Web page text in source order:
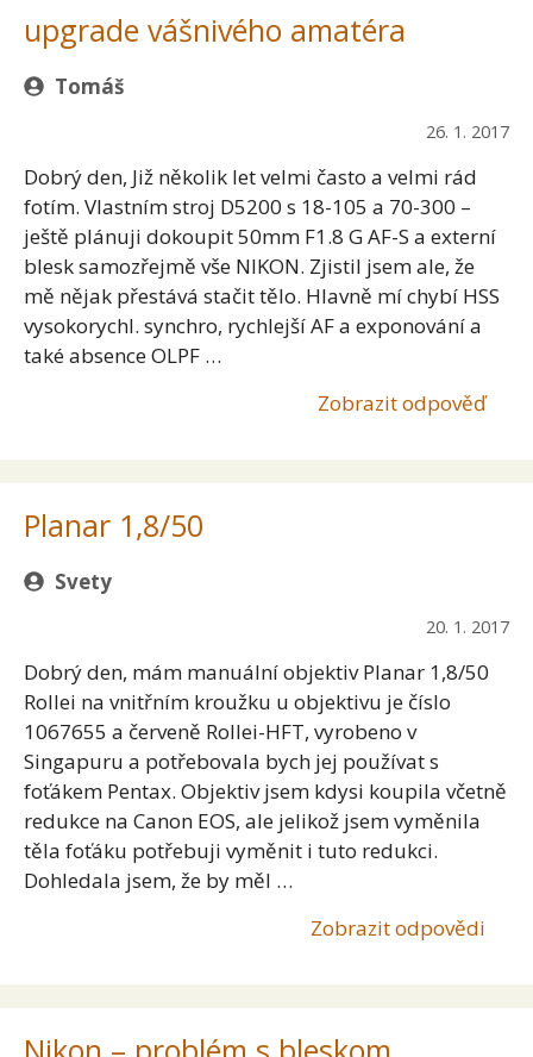
upgrade vášnivého amatéra
Tomáš
26. 1. 2017
Dobrý den, Již několik let velmi často a velmi rád
fotím. Vlastním stroj D5200 s 18-105 a 70-300 –
ještě plánuji dokoupit 50mm F1.8 G AF-S a externí
blesk samozřejmě vše NIKON. Zjistil jsem ale, že
mě nějak přestává stačit tělo. Hlavně mí chybí HSS
vysokorychl. synchro, rychlejší AF a exponování a
také absence OLPF …
Zobrazit odpověď
Planar 1,8/50
Svety
20. 1. 2017
Dobrý den, mám manuální objektiv Planar 1,8/50
Rollei na vnitřním kroužku u objektivu je číslo
1067655 a červeně Rollei-HFT, vyrobeno v
Singapuru a potřebovala bych jej používat s
foťákem Pentax. Objektiv jsem kdysi koupila včetně
redukce na Canon EOS, ale jelikož jsem vyměnila
těla foťáku potřebuji vyměnit i tuto redukci.
Dohledala jsem, že by měl …
Zobrazit odpovědi